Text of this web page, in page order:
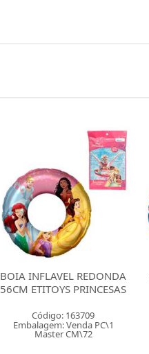
BOIA INFLAVEL REDONDA
56CM ETITOYS SPIDER
Código: 163708
Embalagem: Venda PC\1
Master CM\72